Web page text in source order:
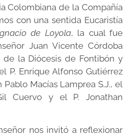
Colombiana de la Compañía
con una sentida Eucaristía
de Loyola, la cual fue
Juan Vicente Córdoba
de la Diócesis de Fontibón y
P. Enrique Alfonso Gutiérrez
Pablo Macías Lamprea S.J., el
Cuervo y el P. Jonathan
nos invitó a reflexionar